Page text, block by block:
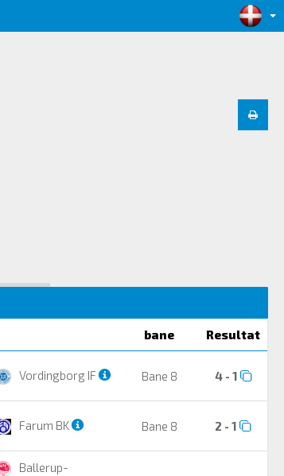
bane Resultat
Vordingborg IF Bane 8 4 - 1
Farum BK Bane 8 2 - 1
Ballerup-